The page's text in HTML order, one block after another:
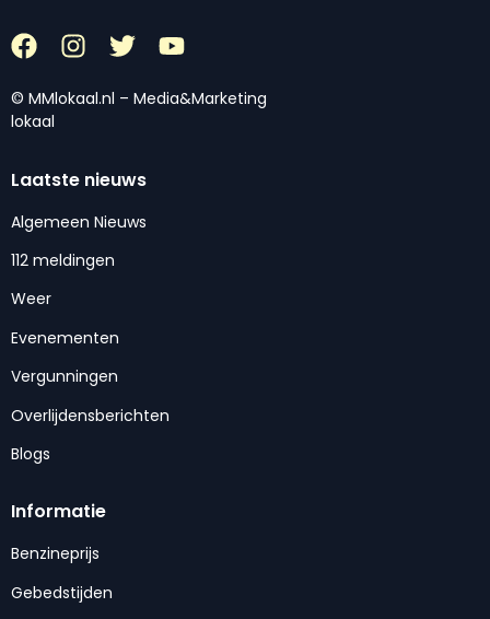
© MMlokaal.nl – Media&Marketing
lokaal
Laatste nieuws
Algemeen Nieuws
112 meldingen
Weer
Evenementen
Vergunningen
Overlijdensberichten
Blogs
Informatie
Benzineprijs
Gebedstijden